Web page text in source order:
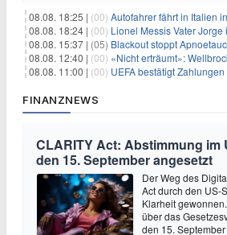
08.08. 18:25 | (00) Autofahrer fährt in Italien
08.08. 18:24 | (00) Lionel Messis Vater Jorge im
08.08. 15:37 | (05) Blackout stoppt
08.08. 12:40 | (00) «Nicht erträumt»: Wellbrock
08.08. 11:00 | (00) UEFA bestätigt Zahlungen an
FINANZNEWS
CLARITY Act: Abstimmung im
den 15. September angesetzt
Der Weg des
Act durch den US-
Klarheit
über das
den 15.